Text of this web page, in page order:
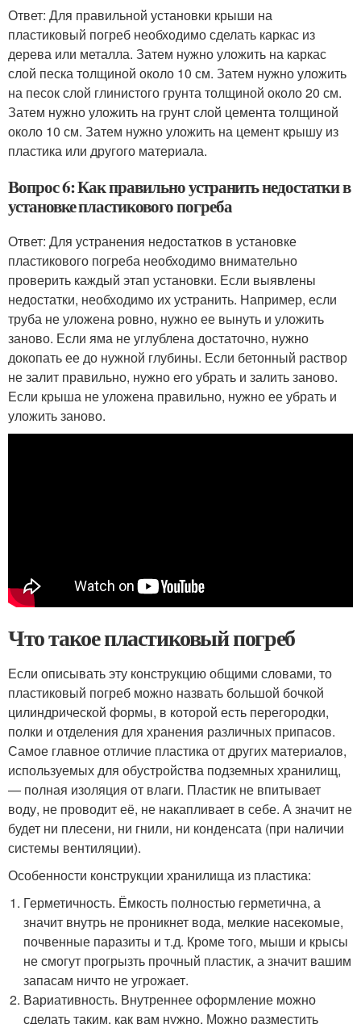
Ответ: Для правильной установки крыши на
пластиковый погреб необходимо сделать каркас из
дерева или металла. Затем нужно уложить на каркас
слой песка толщиной около 10 см. Затем нужно уложить
на песок слой глинистого грунта толщиной около 20 см.
Затем нужно уложить на грунт слой цемента толщиной
около 10 см. Затем нужно уложить на цемент крышу из
пластика или другого материала.
Вопрос 6: Как правильно устранить недостатки в
установке пластикового погреба
Ответ: Для устранения недостатков в установке
пластикового погреба необходимо внимательно
проверить каждый этап установки. Если выявлены
недостатки, необходимо их устранить. Например, если
труба не уложена ровно, нужно ее вынуть и уложить
заново. Если яма не углублена достаточно, нужно
докопать ее до нужной глубины. Если бетонный раствор
не залит правильно, нужно его убрать и залить заново.
Если крыша не уложена правильно, нужно ее убрать и
уложить заново.
Что такое пластиковый погреб
Если описывать эту конструкцию общими словами, то
пластиковый погреб можно назвать большой бочкой
цилиндрической формы, в которой есть перегородки,
полки и отделения для хранения различных припасов.
Самое главное отличие пластика от других материалов,
используемых для обустройства подземных хранилищ,
— полная изоляция от влаги. Пластик не впитывает
воду, не проводит её, не накапливает в себе. А значит не
будет ни плесени, ни гнили, ни конденсата (при наличии
системы вентиляции).
Особенности конструкции хранилища из пластика:
Герметичность. Ёмкость полностью герметична, а
значит внутрь не проникнет вода, мелкие насекомые,
почвенные паразиты и т.д. Кроме того, мыши и крысы
не смогут прогрызть прочный пластик, а значит вашим
запасам ничто не угрожает.
Вариативность. Внутреннее оформление можно
сделать таким, как вам нужно. Можно разместить